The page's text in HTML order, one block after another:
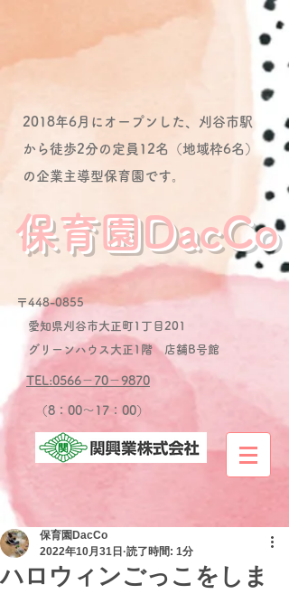
2018年6月にオープンした、刈谷市駅
から徒歩2分の定員12名（地域枠6名）
の企業主導型保育園です。
保育園DacCo
〒448-0855
愛知県刈谷市大正町1丁目201
グリーンハウス大正1階 店舗B号館
TEL:0566－70－9870
​（8：00～17：00）
ハロウィンごっこをしま
保育園DacCo
2022年10月31日 読了時間: 1分